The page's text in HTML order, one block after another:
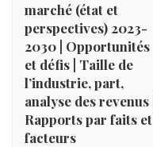
marché (état et
perspectives) 2023-
2030 | Opportunités
et défis | Taille de
l’industrie, part,
analyse des revenus |
Rapports par faits et
facteurs